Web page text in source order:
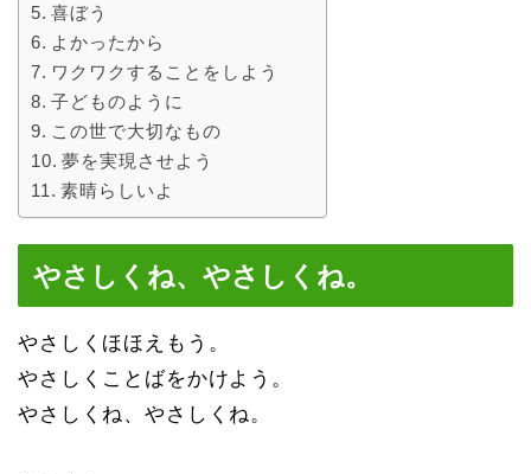
喜ぼう
よかったから
ワクワクすることをしよう
子どものように
この世で大切なもの
夢を実現させよう
素晴らしいよ
やさしくね、やさしくね。
やさしくほほえもう。
やさしくことばをかけよう。
やさしくね、やさしくね。